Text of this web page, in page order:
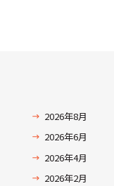
2026年8月
2026年6月
2026年4月
2026年2月